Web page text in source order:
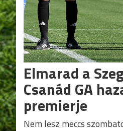
Elmarad a
Csanád GA
premierje
Nem lesz meccs